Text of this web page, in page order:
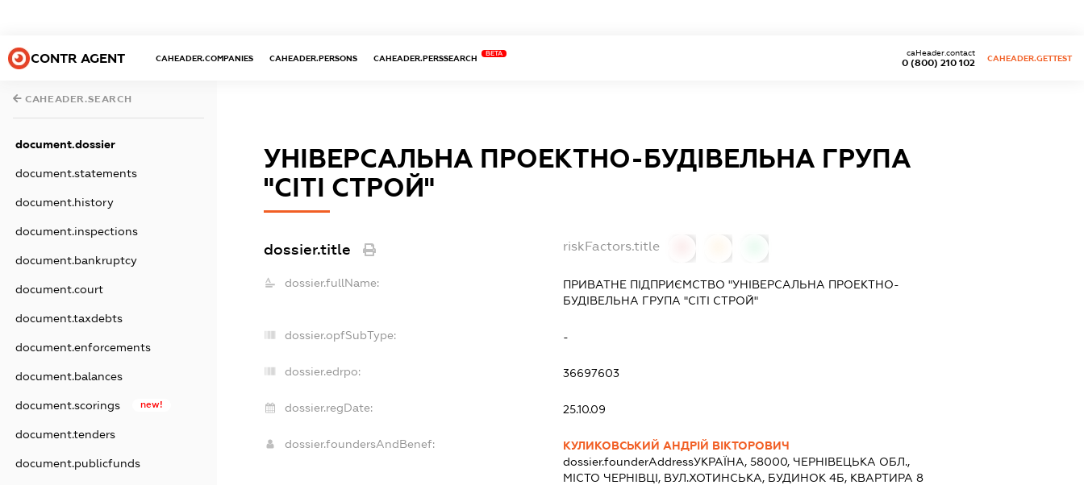
CONTR AGENT CAHEADER.COMPANIES CAHEADER.PERSONS CAHEADER.PERSSEARCH
BETA
0 (800) 210 102
caHeader.contact
CAHEADER.GETTEST
CAHEADER.SEARCH
document.dossier
document.statements
document.history
document.inspections
document.bankruptcy
document.court
document.taxdebts
document.enforcements
document.balances
document.scorings new!
document.tenders
document.publicfunds
УНІВЕРСАЛЬНА ПРОЕКТНО-БУДІВЕЛЬНА ГРУПА
"СІТІ СТРОЙ"
dossier.title riskFactors.title
dossier.fullName:
ПРИВАТНЕ ПІДПРИЄМСТВО "УНІВЕРСАЛЬНА ПРОЕКТНО-
БУДІВЕЛЬНА ГРУПА "СІТІ СТРОЙ"
dossier.opfSubType: -
dossier.edrpo: 36697603
dossier.regDate: 25.10.09
dossier.foundersAndBenef:
КУЛИКОВСЬКИЙ АНДРІЙ ВІКТОРОВИЧ
dossier.founderAddressУКРАЇНА, 58000, ЧЕРНІВЕЦЬКА ОБЛ.,
МІСТО ЧЕРНІВЦІ, ВУЛ.ХОТИНСЬКА, БУДИНОК 4Б, КВАРТИРА 8